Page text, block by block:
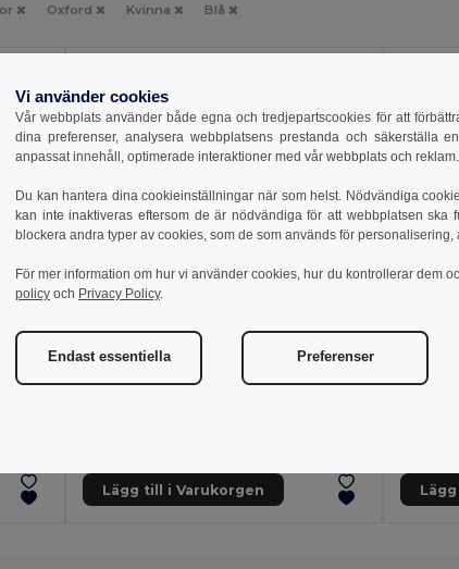
Oxford Kvinna Blå
218.77 kr -31%
Lägg till i Varukorgen
Vi använder cookies
Vår webbplats använder både egna och tredjepartscookies för att
dina preferenser, analysera webbplatsens prestanda och säkerställa
anpassat innehåll, optimerade interaktioner med vår webbplats och reklam.
Du kan hantera dina cookieinställningar när som helst. Nödvändiga
kan inte inaktiveras eftersom de är nödvändiga för att webbplatsen
blockera andra typer av cookies, som de som används för personalisering,
För mer information om hur vi använder cookies, hur du kontrollerar dem
policy och Privacy Policy.
Endast essentiella Preferenser